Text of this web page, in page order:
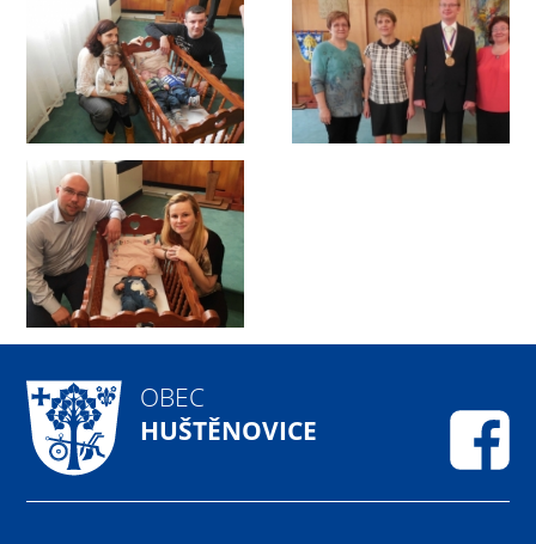
OBEC
HUŠTĚNOVICE